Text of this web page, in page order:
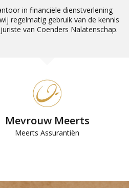
in financiële dienstverlening
regelmatig gebruik van de kennis
van Coenders Nalatenschap.
Mevrouw Meerts
Meerts Assurantiën